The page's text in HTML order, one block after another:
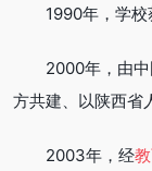
1990年，学校
2000年，由
方共建、以陕西省
2003年，经